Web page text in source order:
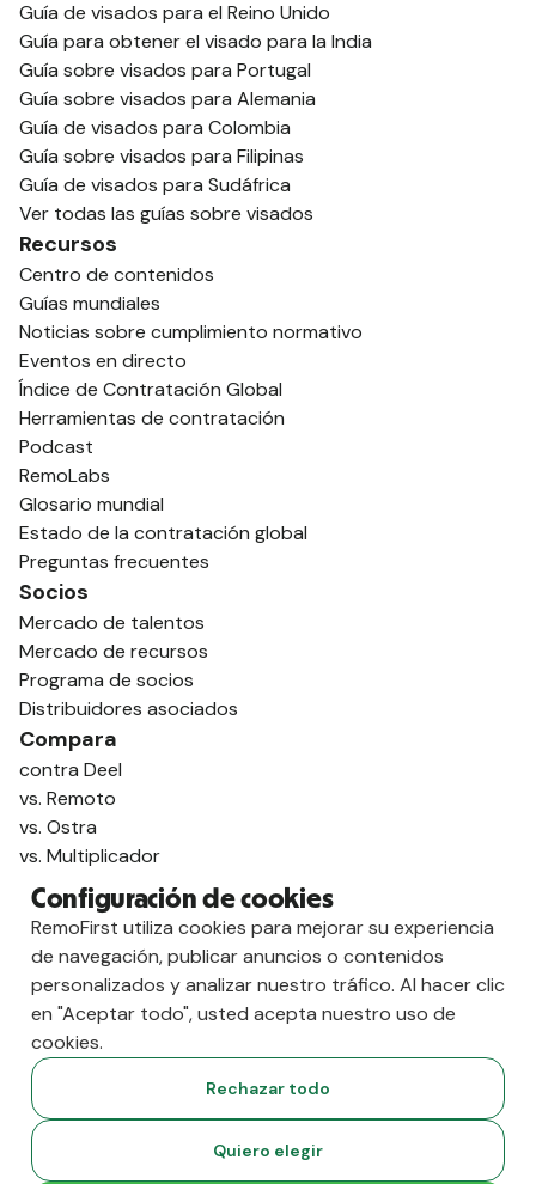
Guía de visados para el Reino Unido
Guía para obtener el visado para la India
Guía sobre visados para Portugal
Guía sobre visados para Alemania
Guía de visados para Colombia
Guía sobre visados para Filipinas
Guía de visados para Sudáfrica
Ver todas las guías sobre visados
Recursos
Centro de contenidos
Guías mundiales
Noticias sobre cumplimiento normativo
Eventos en directo
Índice de Contratación Global
Herramientas de contratación
Podcast
RemoLabs
Glosario mundial
Estado de la contratación global
Preguntas frecuentes
Socios
Mercado de talentos
Mercado de recursos
Programa de socios
Distribuidores asociados
Compara
contra Deel
vs. Remoto
vs. Ostra
vs. Multiplicador
RemoFirst Inc. Creado 💚 a distancia desde
casa.
Configuración de cookies
RemoFirst utiliza cookies para mejorar su experiencia
de navegación, publicar anuncios o contenidos
personalizados y analizar nuestro tráfico. Al hacer clic
en "Aceptar todo", usted acepta nuestro uso de
cookies.
Rechazar todo
Quiero elegir